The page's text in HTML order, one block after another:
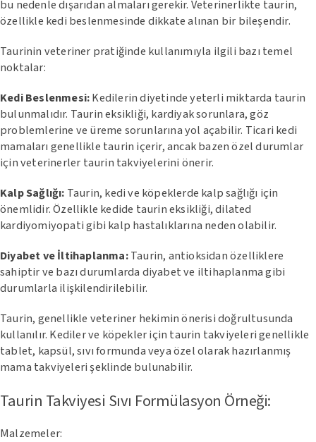
bu nedenle dışarıdan almaları gerekir. Veterinerlikte taurin,
özellikle kedi beslenmesinde dikkate alınan bir bileşendir.
Taurinin veteriner pratiğinde kullanımıyla ilgili bazı temel
noktalar:
Kedi Beslenmesi:Kedilerin diyetinde yeterli miktarda taurin
bulunmalıdır. Taurin eksikliği, kardiyak sorunlara, göz
problemlerine ve üreme sorunlarına yol açabilir. Ticari kedi
mamaları genellikle taurin içerir, ancak bazen özel durumlar
için veterinerler taurin takviyelerini önerir.
Kalp Sağlığı: Taurin, kedi ve köpeklerde kalp sağlığı için
önemlidir. Özellikle kedide taurin eksikliği, dilated
kardiyomiyopati gibi kalp hastalıklarına neden olabilir.
Diyabet ve İltihaplanma:Taurin, antioksidan özelliklere
sahiptir ve bazı durumlarda diyabet ve iltihaplanma gibi
durumlarla ilişkilendirilebilir.
Taurin, genellikle veteriner hekimin önerisi doğrultusunda
kullanılır. Kediler ve köpekler için taurin takviyeleri genellikle
tablet, kapsül, sıvı formunda veya özel olarak hazırlanmış
mama takviyeleri şeklinde bulunabilir.
Taurin Takviyesi Sıvı Formülasyon Örneği:
Malzemeler: